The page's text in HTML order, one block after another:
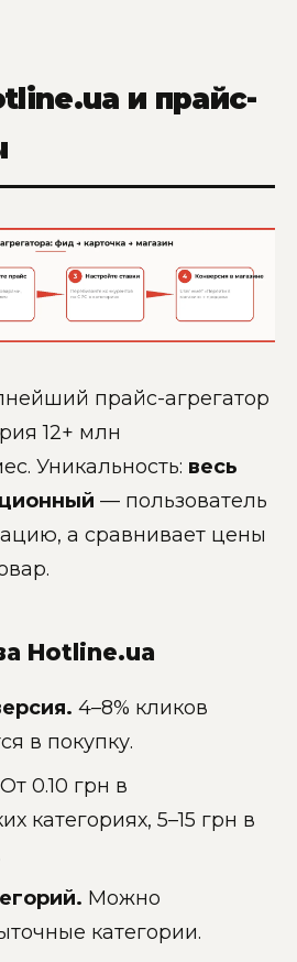
и прайс-
прайс-агрегатор
12+ млн
Уникальность: весь
— пользователь
а сравнивает цены
Hotline.ua
4–8% кликов
в покупку.
От 0.10 грн в
категориях, 5–15 грн в
Можно
категории.